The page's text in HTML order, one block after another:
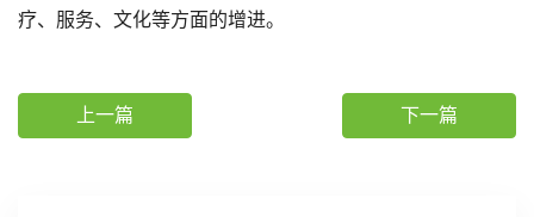
疗、服务、文化等方面的增进。
上一篇 下一篇